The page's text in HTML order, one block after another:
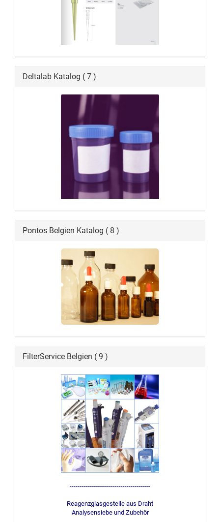
Deltalab Katalog ( 7 )
Pontos Belgien Katalog ( 8 )
FilterService Belgien ( 9 )
-----------------------------------------
Reagenzglasgestelle aus Draht
Analysensiebe und Zubehör